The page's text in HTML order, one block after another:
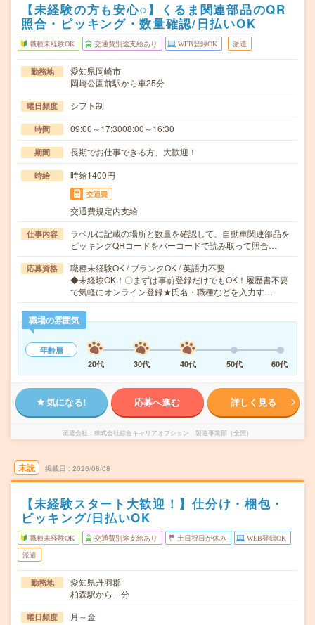
【未経験の方も安心○】くるま関連部品のQR
照合・ピッキング・数量確認/日払いOK
職種未経験OK 交通費別途支給あり WEB登録OK 派遣
勤務地
愛知県岡崎市
岡崎公園前駅から車25分
曜日頻度 シフト制
時間 09:00～17:3008:00～16:30
期間 長期でお仕事できる方、大歓迎！
時給 時給1400円
交通費
交通費規定内支給
仕事内容
ラベルに記載の場所と数量を確認して、自動車関連部品を
ピッキングQRコードをバーコードで読み取って照合…
応募資格
職種未経験OK / ブランクOK / 英語力不要
◆未経験OK！〇まずは事前登録だけでもOK！履歴書不要
で気軽にオンライン登録★氏名・職種などを入力す…
職場の雰囲気
年齢層
20代
30代 40代 50代 60代
気になる! 応募へ進む 詳しく見る
派遣会社 株式会社綜合キャリアオプション 製造事業部（全国）
未読 掲載日 2026/08/08
【未経験スタート大歓迎！】仕分け・梱包・
ピッキング/日払いOK
職種未経験OK 交通費別途支給あり 土日祝日が休み WEB登録OK
派遣
勤務地
愛知県丹羽郡
柏森駅から---分
曜日頻度 月～金